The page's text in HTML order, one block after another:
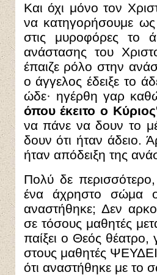
Και όχι μόνο τον
να κατηγορήσουμε ως
στις μυροφόρες το
ανάστασης του
έπαιζε ρόλο στην
ο άγγελος έδειξε το
ώδε· ηγέρθη γαρ
όπου έκειτο ο Κύριος
να πάνε να δουν το
δουν ότι ήταν άδειο.
ήταν απόδειξη της
Πολύ δε
ένα άχρηστο σώμα
αναστήθηκε; Δεν
σε τόσους μαθητές
παίξει ο Θεός
στους μαθητές
ότι αναστήθηκε με το